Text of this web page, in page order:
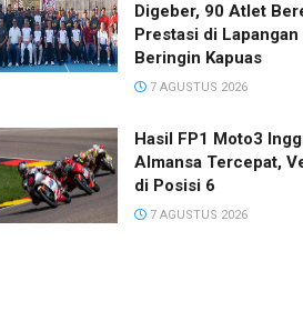
Digeber, 90 Atlet
Prestasi di Lapangan
Beringin Kapuas
7 AGUSTUS 2026
Hasil FP1 Moto3
Almansa Tercepat,
di Posisi 6
7 AGUSTUS 2026